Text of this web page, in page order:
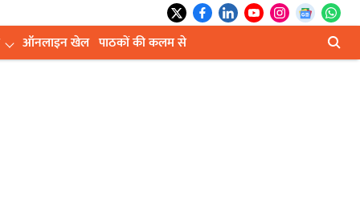
ऑनलाइन खेल पाठकों की कलम से